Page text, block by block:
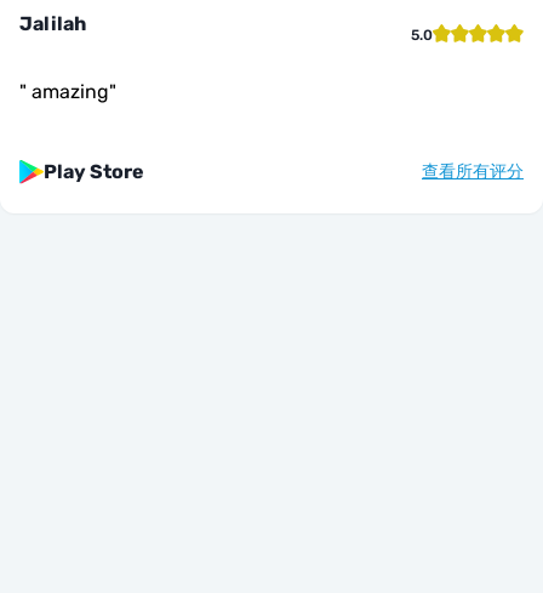
Jalilah 5.0
" amazing"
Play Store 查看所有评分